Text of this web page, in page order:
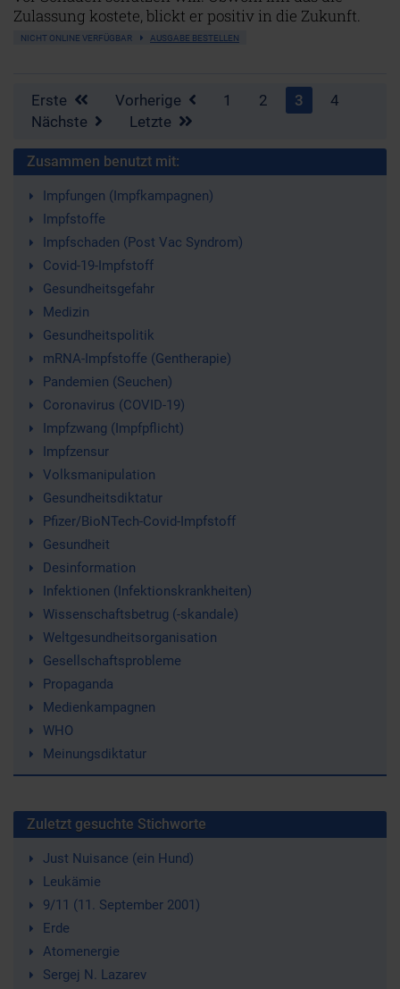
Zulassung kostete, blickt er positiv in die Zukunft.
NICHT ONLINE VERFÜGBAR AUSGABE BESTELLEN
Erste Vorherige 1 2 3
4
Nächste
Letzte
Zusammen benutzt mit:
Impfungen (Impfkampagnen)
Impfstoffe
Impfschaden (Post Vac Syndrom)
Covid-19-Impfstoff
Gesundheitsgefahr
Medizin
Gesundheitspolitik
mRNA-Impfstoffe (Gentherapie)
Pandemien (Seuchen)
Coronavirus (COVID-19)
Impfzwang (Impfpflicht)
Impfzensur
Volksmanipulation
Gesundheitsdiktatur
Pfizer/BioNTech-Covid-Impfstoff
Gesundheit
Desinformation
Infektionen (Infektionskrankheiten)
Wissenschaftsbetrug (-skandale)
Weltgesundheitsorganisation
Gesellschaftsprobleme
Propaganda
Medienkampagnen
WHO
Meinungsdiktatur
Zuletzt gesuchte Stichworte
Just Nuisance (ein Hund)
Leukämie
9/11 (11. September 2001)
Erde
Atomenergie
Sergej N. Lazarev